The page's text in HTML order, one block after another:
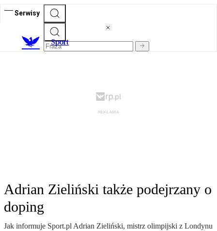
Serwisy
Sport
Adrian Zieliński także podejrzany o
doping
Jak informuje Sport.pl Adrian Zieliński, mistrz olimpijski z Londynu